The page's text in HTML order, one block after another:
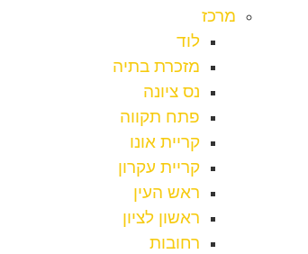
מרכז
לוד
מזכרת בתיה
נס ציונה
פתח תקווה
קריית אונו
קריית עקרון
ראש העין
ראשון לציון
רחובות